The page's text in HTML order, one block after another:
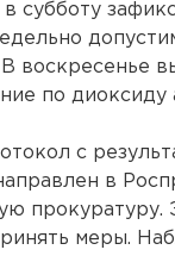
субботу
воскресенье
по диоксиду
с
в
прокуратуру.
меры.